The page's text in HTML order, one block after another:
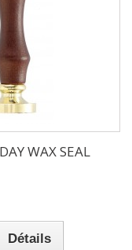
WAX SEAL
Détails